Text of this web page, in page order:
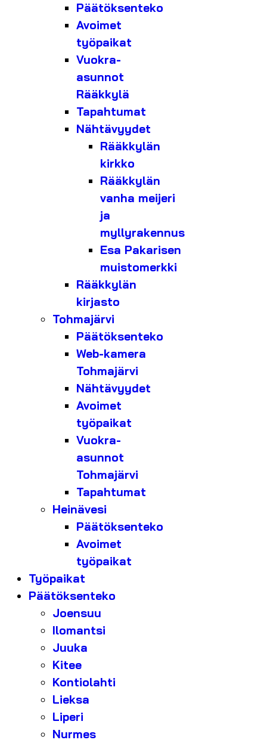
Päätöksenteko
Avoimet
työpaikat
Vuokra-
asunnot
Rääkkylä
Tapahtumat
Nähtävyydet
Rääkkylän
kirkko
Rääkkylän
vanha meijeri
ja
myllyrakennus
Esa Pakarisen
muistomerkki
Rääkkylän
kirjasto
Tohmajärvi
Päätöksenteko
Web-kamera
Tohmajärvi
Nähtävyydet
Avoimet
työpaikat
Vuokra-
asunnot
Tohmajärvi
Tapahtumat
Heinävesi
Päätöksenteko
Avoimet
työpaikat
Työpaikat
Päätöksenteko
Joensuu
Ilomantsi
Juuka
Kitee
Kontiolahti
Lieksa
Liperi
Nurmes